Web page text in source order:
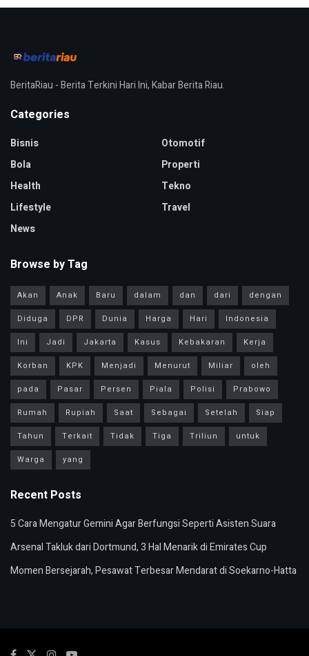
BeritaRiau - Berita Terkini Hari Ini, Kabar Berita Riau.
Categories
Bisnis
Bola
Health
Lifestyle
News
Otomotif
Properti
Tekno
Travel
Browse by Tag
Akan Anak Baru dalam dan dari
dengan
Diduga
DPR Dunia Harga Hari
Indonesia
Ini
Jadi Jakarta Kasus Kebakaran
Kerja
Korban
KPK Menjadi Menurut Miliar
oleh
pada
Pasar Persen Piala Polisi
Prabowo
Rumah
Rupiah Saat Sebagai Setelah
Siap
Tahun
Terkait Tidak Tiga Triliun
untuk
Warga
yang
Recent Posts
5 Cara Mengatur Gemini Agar Berfungsi Seperti Asisten Suara
Arsenal Takluk dari Dortmund, 3 Hal Menarik di Emirates Cup
Momen Bersejarah, Pesawat Terbesar Mendarat di Soekarno-Hatta